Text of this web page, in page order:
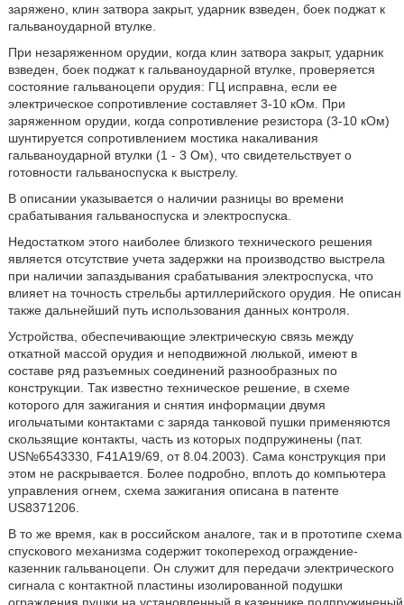
заряжено, клин затвора закрыт, ударник взведен, боек поджат к
гальваноударной втулке.
При незаряженном орудии, когда клин затвора закрыт, ударник
взведен, боек поджат к гальваноударной втулке, проверяется
состояние гальваноцепи орудия: ГЦ исправна, если ее
электрическое сопротивление составляет 3-10 кОм. При
заряженном орудии, когда сопротивление резистора (3-10 кОм)
шунтируется сопротивлением мостика накаливания
гальваноударной втулки (1 - 3 Ом), что свидетельствует о
готовности гальваноспуска к выстрелу.
В описании указывается о наличии разницы во времени
срабатывания гальваноспуска и электроспуска.
Недостатком этого наиболее близкого технического решения
является отсутствие учета задержки на производство выстрела
при наличии запаздывания срабатывания электроспуска, что
влияет на точность стрельбы артиллерийского орудия. Не описан
также дальнейший путь использования данных контроля.
Устройства, обеспечивающие электрическую связь между
откатной массой орудия и неподвижной люлькой, имеют в
составе ряд разъемных соединений разнообразных по
конструкции. Так известно техническое решение, в схеме
которого для зажигания и снятия информации двумя
игольчатыми контактами с заряда танковой пушки применяются
скользящие контакты, часть из которых подпружинены (пат.
US№6543330, F41A19/69, от 8.04.2003). Сама конструкция при
этом не раскрывается. Более подробно, вплоть до компьютера
управления огнем, схема зажигания описана в патенте
US8371206.
В то же время, как в российском аналоге, так и в прототипе схема
спускового механизма содержит токопереход ограждение-
казенник гальваноцепи. Он служит для передачи электрического
сигнала с контактной пластины изолированной подушки